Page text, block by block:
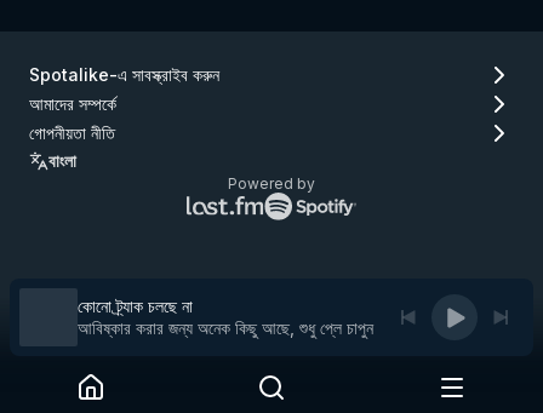
Spotalike-এ সাবস্ক্রাইব করুন
আমাদের সম্পর্কে
গোপনীয়তা নীতি
বাংলা
Powered by
Lastfm
লোগো
কোনো ট্র্যাক চলছে না
আবিষ্কার করার জন্য অনেক কিছু আছে, শুধু প্লে চাপুন